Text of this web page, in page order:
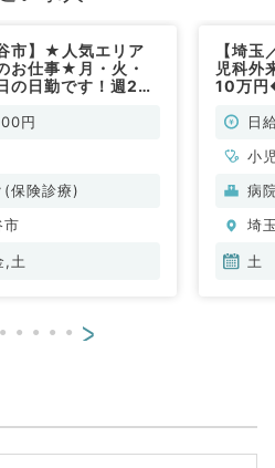
市】★人気エリア
お仕事★月・火・
の日勤です！週2回
内です◎(小児科／
円
(保険診療)
市
,土
【埼
児科外
10万円
日
小
病
埼
土
>